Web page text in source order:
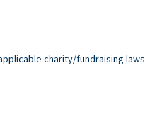
charity/fundraising laws